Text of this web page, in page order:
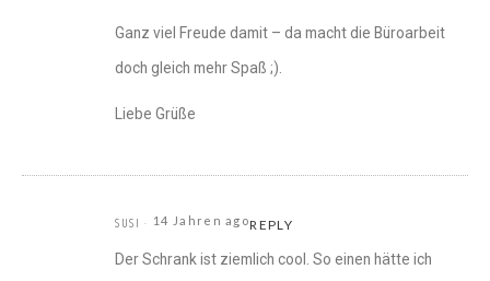
Ganz viel Freude damit – da macht die Büroarbeit
doch gleich mehr Spaß ;).
Liebe Grüße
SUSI 14 Jahren agoREPLY
Der Schrank ist ziemlich cool. So einen hätte ich